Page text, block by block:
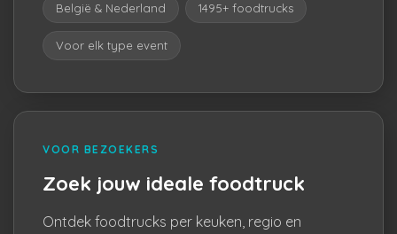
België & Nederland 1495+ foodtrucks
Voor elk type event
VOOR BEZOEKERS
Zoek jouw ideale foodtruck
Ontdek foodtrucks per keuken, regio en